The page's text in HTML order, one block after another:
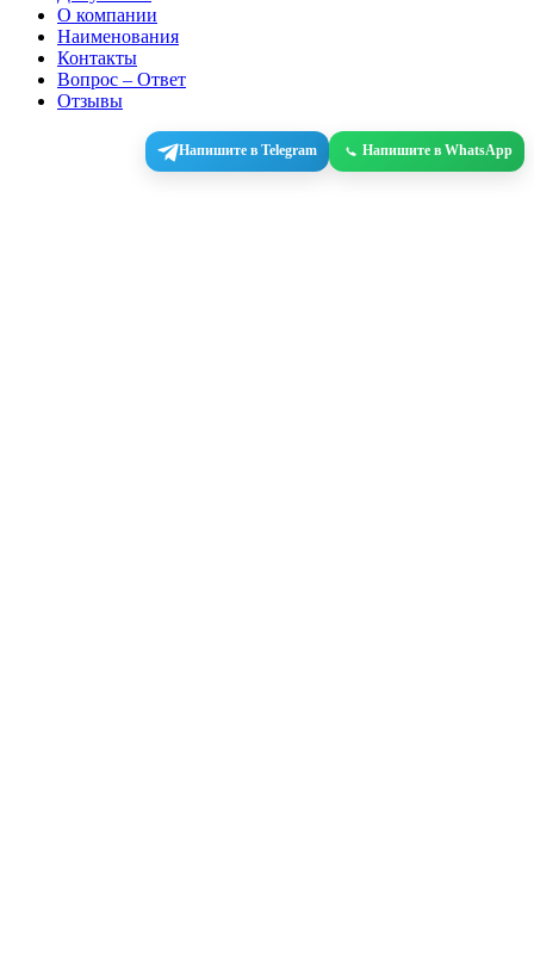
О компании
Наименования
Контакты
Вопрос – Ответ
Отзывы
Напишите в Telegram Напишите в WhatsApp